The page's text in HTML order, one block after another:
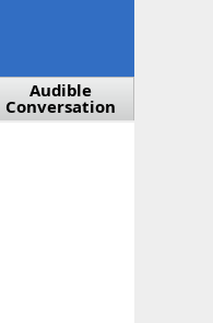
Audible
Conversation